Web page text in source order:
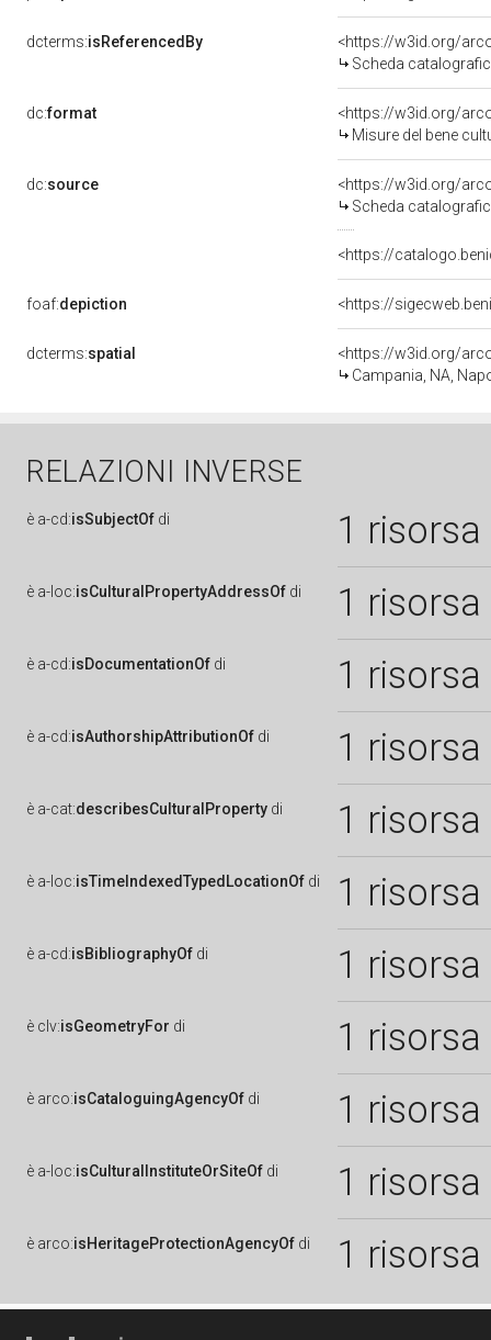
dcterms:isReferencedBy
<https://w3id.org/
Scheda
dc:format
<https://w3id.org/
Misure del bene
dc:source
<https://w3id.org/
Scheda
<https://
foaf:depiction <https://
dcterms:spatial
<https://w3id.org/
Campania, NA,
RELAZIONI INVERSE
è a-cd:isSubjectOf di 1 risorsa
è a-loc:isCulturalPropertyAddressOf di 1 risorsa
è a-cd:isDocumentationOf di 1 risorsa
è a-cd:isAuthorshipAttributionOf di 1 risorsa
è a-cat:describesCulturalProperty di 1 risorsa
è a-loc:isTimeIndexedTypedLocationOf di 1 risorsa
è a-cd:isBibliographyOf di 1 risorsa
è clv:isGeometryFor di 1 risorsa
è arco:isCataloguingAgencyOf di 1 risorsa
è a-loc:isCulturalInstituteOrSiteOf di 1 risorsa
è arco:isHeritageProtectionAgencyOf di 1 risorsa